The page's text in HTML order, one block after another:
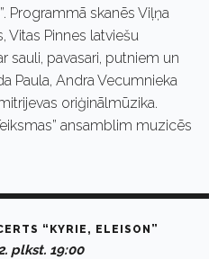
Programmā skanēs Viļņa
Vitas Pinnes latviešu
sauli, pavasari, putniem un
Paula, Andra Vecumnieka
oriģinālmūzika.
ansamblim muzicēs
“KYRIE, ELEISON”
plkst. 19:00